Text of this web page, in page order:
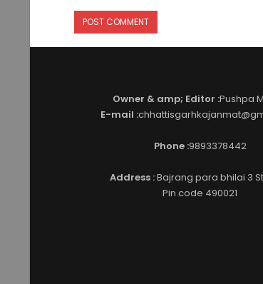
Owner & amp; Editor :Pushpa
E-mail :
Phone :9893378442
Address :Bajrang para bhilai 3
Pin code 490021